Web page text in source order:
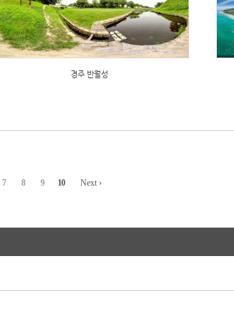
경주 반월성
7 8 9 10 Next ›